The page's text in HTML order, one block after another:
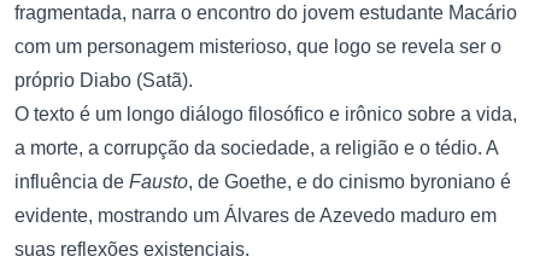
fragmentada, narra o encontro do jovem estudante Macário
com um personagem misterioso, que logo se revela ser o
próprio Diabo (Satã).
O texto é um longo diálogo filosófico e irônico sobre a vida,
a morte, a corrupção da sociedade, a religião e o tédio. A
influência de Fausto, de Goethe, e do cinismo byroniano é
evidente, mostrando um Álvares de Azevedo maduro em
suas reflexões existenciais.